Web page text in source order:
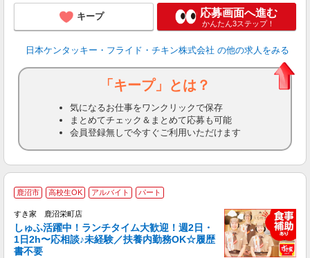
キープ 応募画面へ進む
かんたん3ステップ！
日本ケンタッキー・フライド・チキン株式会社 の他の求人をみる
「キープ」とは？
気になるお仕事をワンクリックで保存
まとめてチェック＆まとめて応募も可能
会員登録無しで今すぐご利用いただけます
鹿沼市 高校生OK アルバイト パート
すき家 鹿沼栄町店
しゅふ活躍中！ランチタイム大歓迎！週2日・
1日2h〜応相談♪未経験／扶養内勤務OK☆履歴
書不要